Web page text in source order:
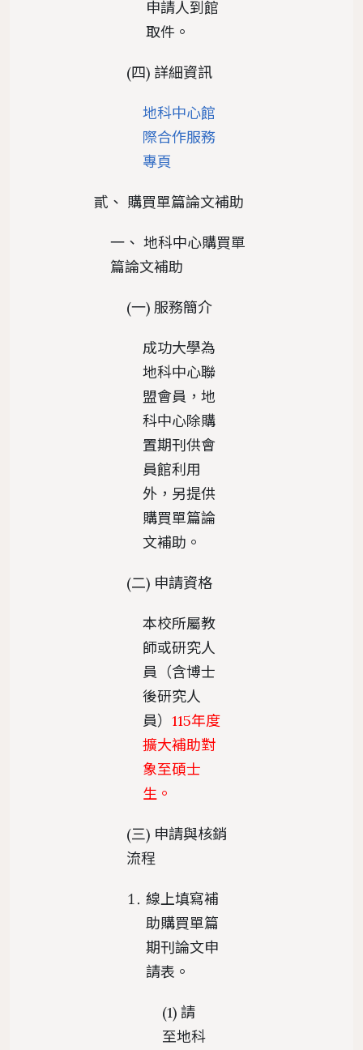
申請人到館
取件。
(四) 詳細資訊
地科中心館
際合作服務
專頁
貳、 購買單篇論文補助
一、 地科中心購買單
篇論文補助
(一) 服務簡介
成功大學為
地科中心聯
盟會員，地
科中心除購
置期刊供會
員館利用
外，另提供
購買單篇論
文補助。
(二) 申請資格
本校所屬教
師或研究人
員（含博士
後研究人
員） 115年度
擴大補助對
象至碩士
生。
(三) 申請與核銷
流程
線上填寫補
助購買單篇
期刊論文申
請表。
(1) 請
至地科